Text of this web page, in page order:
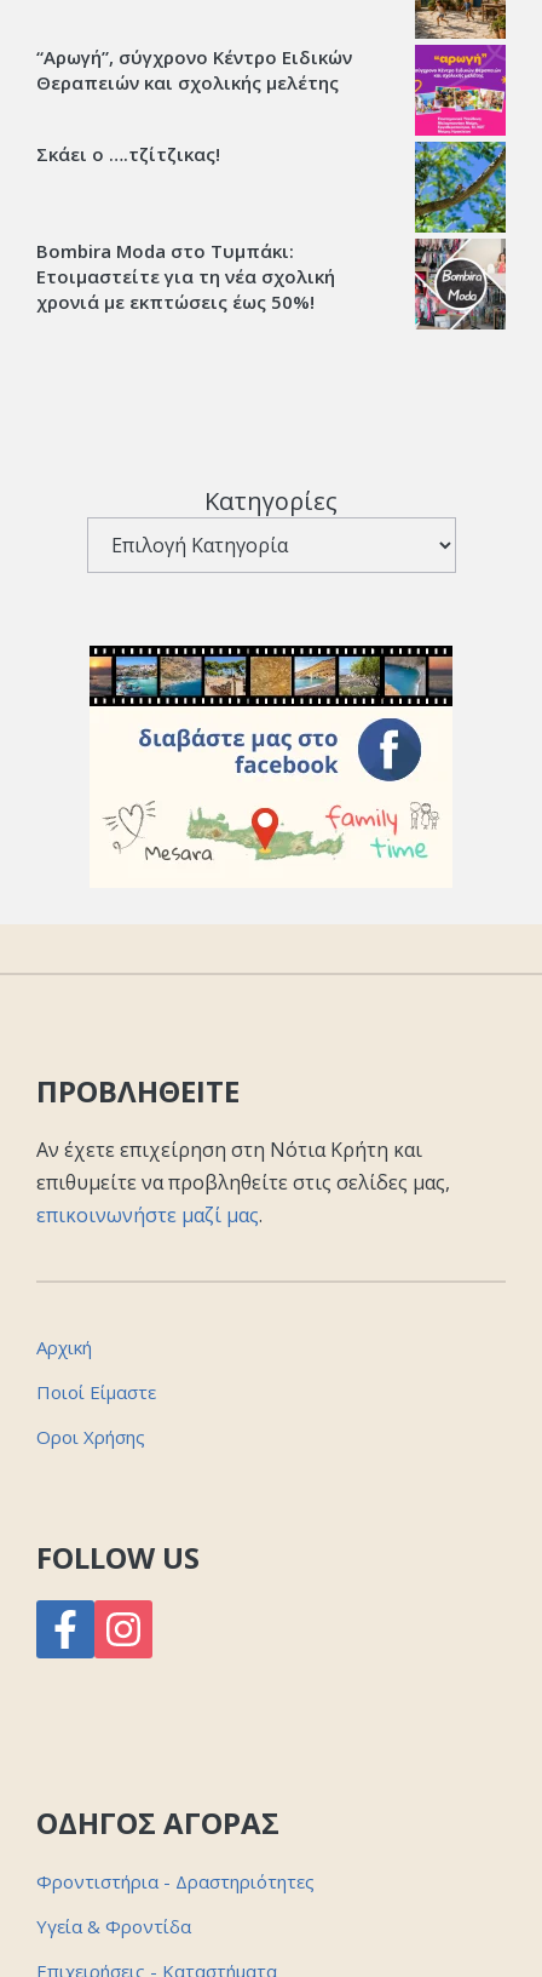
“Αρωγή”, σύγχρονο Κέντρο Ειδικών
Θεραπειών και σχολικής μελέτης
Σκάει ο ….τζίτζικας!
Bombira Moda στο Τυμπάκι:
Ετοιμαστείτε για τη νέα σχολική
χρονιά με εκπτώσεις έως 50%!
Κατηγορίες
ΠΡΟΒΛΗΘΕΙΤΕ
Αν έχετε επιχείρηση στη Νότια Κρήτη και
επιθυμείτε να προβληθείτε στις σελίδες μας,
επικοινωνήστε μαζί μας.
Αρχική
Ποιοί Είμαστε
Οροι Χρήσης
FOLLOW US
ΟΔΗΓΟΣ ΑΓΟΡΑΣ
Φροντιστήρια - Δραστηριότητες
Υγεία & Φροντίδα
Επιχειρήσεις - Καταστήματα